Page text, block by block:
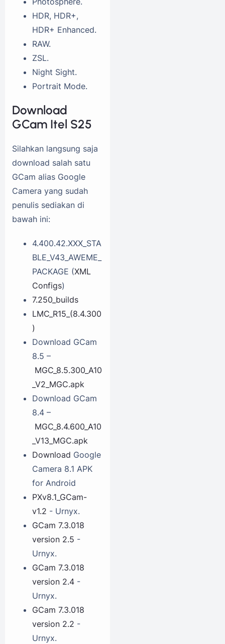
HDR, HDR+,
HDR+ Enhanced.
RAW.
ZSL.
Night Sight.
Portrait Mode.
Download
GCam Itel S25
Silahkan langsung saja
download salah satu
GCam alias Google
Camera yang sudah
penulis sediakan di
bawah ini:
4.400.42.XXX_STA
BLE_V43_AWEME_
PACKAGE (XML
Configs)
7.250_builds
LMC_R15_(8.4.300
)
Download GCam
8.5 –
MGC_8.5.300_A10
_V2_MGC.apk
Download GCam
8.4 –
MGC_8.4.600_A10
_V13_MGC.apk
Download Google
Camera 8.1 APK
for Android
PXv8.1_GCam-
v1.2 - Urnyx.
GCam 7.3.018
version 2.5 -
Urnyx.
GCam 7.3.018
version 2.4 -
Urnyx.
GCam 7.3.018
version 2.2 -
Urnyx.